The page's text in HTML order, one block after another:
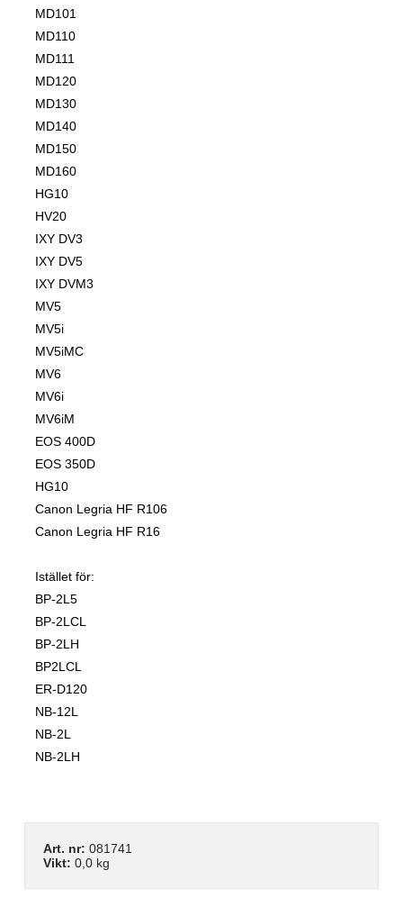
MD101
MD110
MD111
MD120
MD130
MD140
MD150
MD160
HG10
HV20
IXY DV3
IXY DV5
IXY DVM3
MV5
MV5i
MV5iMC
MV6
MV6i
MV6iM
EOS 400D
EOS 350D
HG10
Canon Legria HF R106
Canon Legria HF R16
Istället för:
BP-2L5
BP-2LCL
BP-2LH
BP2LCL
ER-D120
NB-12L
NB-2L
NB-2LH
Art. nr: 081741
Vikt: 0,0 kg